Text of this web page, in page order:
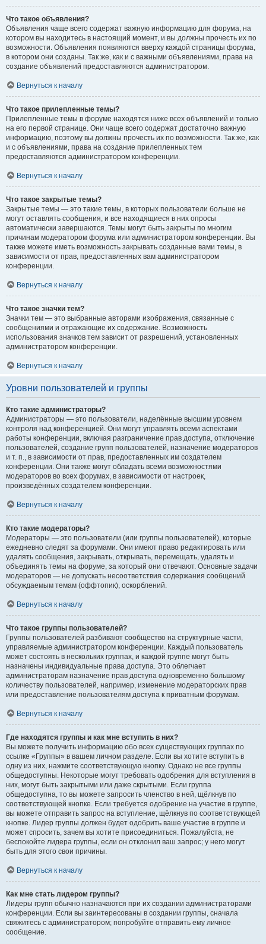
Что такое объявления?
Объявления чаще всего содержат важную информацию для форума, на
котором вы находитесь в настоящий момент, и вы должны прочесть их по
возможности. Объявления появляются вверху каждой страницы форума,
в котором они созданы. Так же, как и с важными объявлениями, права на
создание объявлений предоставляются администратором.
Вернуться к началу
Что такое прилепленные темы?
Прилепленные темы в форуме находятся ниже всех объявлений и только
на его первой странице. Они чаще всего содержат достаточно важную
информацию, поэтому вы должны прочесть их по возможности. Так же, как
и с объявлениями, права на создание прилепленных тем
предоставляются администратором конференции.
Вернуться к началу
Что такое закрытые темы?
Закрытые темы — это такие темы, в которых пользователи больше не
могут оставлять сообщения, и все находящиеся в них опросы
автоматически завершаются. Темы могут быть закрыты по многим
причинам модератором форума или администратором конференции. Вы
также можете иметь возможность закрывать созданные вами темы, в
зависимости от прав, предоставленных вам администратором
конференции.
Вернуться к началу
Что такое значки тем?
Значки тем — это выбранные авторами изображения, связанные с
сообщениями и отражающие их содержание. Возможность
использования значков тем зависит от разрешений, установленных
администратором конференции.
Вернуться к началу
Уровни пользователей и группы
Кто такие администраторы?
Администраторы — это пользователи, наделённые высшим уровнем
контроля над конференцией. Они могут управлять всеми аспектами
работы конференции, включая разграничение прав доступа, отключение
пользователей, создание групп пользователей, назначение модераторов
и т. п., в зависимости от прав, предоставленных им создателем
конференции. Они также могут обладать всеми возможностями
модераторов во всех форумах, в зависимости от настроек,
произведённых создателем конференции.
Вернуться к началу
Кто такие модераторы?
Модераторы — это пользователи (или группы пользователей), которые
ежедневно следят за форумами. Они имеют право редактировать или
удалять сообщения, закрывать, открывать, перемещать, удалять и
объединять темы на форуме, за который они отвечают. Основные задачи
модераторов — не допускать несоответствия содержания сообщений
обсуждаемым темам (оффтопик), оскорблений.
Вернуться к началу
Что такое группы пользователей?
Группы пользователей разбивают сообщество на структурные части,
управляемые администратором конференции. Каждый пользователь
может состоять в нескольких группах, и каждой группе могут быть
назначены индивидуальные права доступа. Это облегчает
администраторам назначение прав доступа одновременно большому
количеству пользователей, например, изменение модераторских прав
или предоставление пользователям доступа к приватным форумам.
Вернуться к началу
Где находятся группы и как мне вступить в них?
Вы можете получить информацию обо всех существующих группах по
ссылке «Группы» в вашем личном разделе. Если вы хотите вступить в
одну из них, нажмите соответствующую кнопку. Однако не все группы
общедоступны. Некоторые могут требовать одобрения для вступления в
них, могут быть закрытыми или даже скрытыми. Если группа
общедоступна, то вы можете запросить членство в ней, щёлкнув по
соответствующей кнопке. Если требуется одобрение на участие в группе,
вы можете отправить запрос на вступление, щёлкнув по соответствующей
кнопке. Лидер группы должен будет одобрить ваше участие в группе и
может спросить, зачем вы хотите присоединиться. Пожалуйста, не
беспокойте лидера группы, если он отклонил ваш запрос; у него могут
быть для этого свои причины.
Вернуться к началу
Как мне стать лидером группы?
Лидеры групп обычно назначаются при их создании администраторами
конференции. Если вы заинтересованы в создании группы, сначала
свяжитесь с администратором; попробуйте отправить ему личное
сообщение.